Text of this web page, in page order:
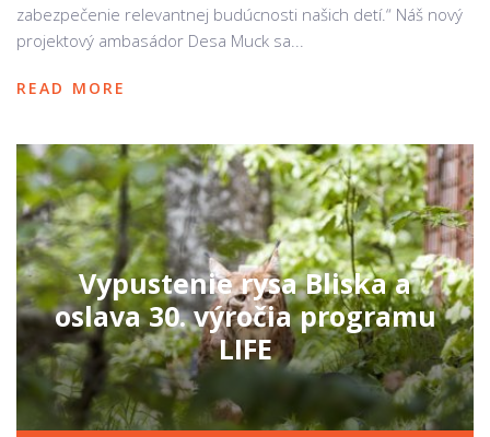
zabezpečenie relevantnej budúcnosti našich detí.“ Náš nový
projektový ambasádor Desa Muck sa...
READ MORE
Vypustenie rysa Bliska a
oslava 30. výročia programu
LIFE